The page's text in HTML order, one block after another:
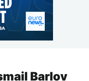
Barlov